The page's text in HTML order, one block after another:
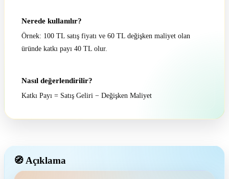
Nerede kullanılır?
Örnek: 100 TL satış fiyatı ve 60 TL değişken maliyet olan
üründe katkı payı 40 TL olur.
Nasıl değerlendirilir?
Katkı Payı = Satış Geliri − Değişken Maliyet
🧭 Açıklama